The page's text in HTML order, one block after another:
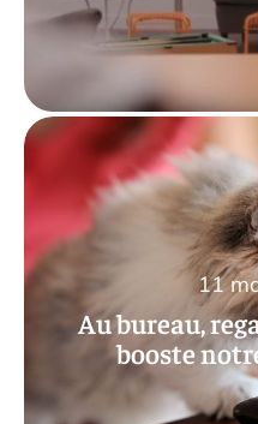
Au bureau,
booste
11